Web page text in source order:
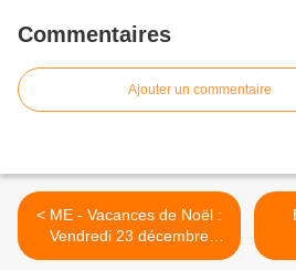
Commentaires
Ajouter un commentaire
< ME - Vacances de Noël :
Vendredi 23 décembre
2016